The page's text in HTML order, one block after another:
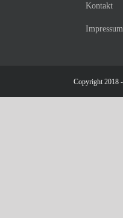
Kontakt
Impressum
Copyright 2018